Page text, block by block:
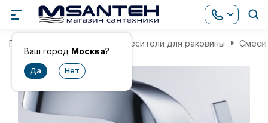
Ваш город Москва?
Главная Смесители для раковины